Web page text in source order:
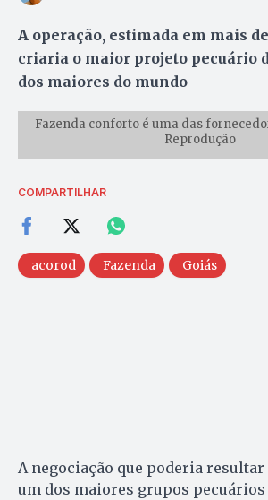
A operação, estimada em mais
criaria o maior projeto pecuário
dos maiores do mundo
Fazenda conforto é uma das
Reprodução
COMPARTILHAR
acorod Fazenda Goiás
A negociação que poderia resultar
um dos maiores grupos